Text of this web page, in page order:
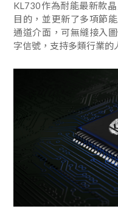
KL730作為耐能最新款
目的，並更新了多項節
通道介面，可無縫接入
字信號，支持多類行業的